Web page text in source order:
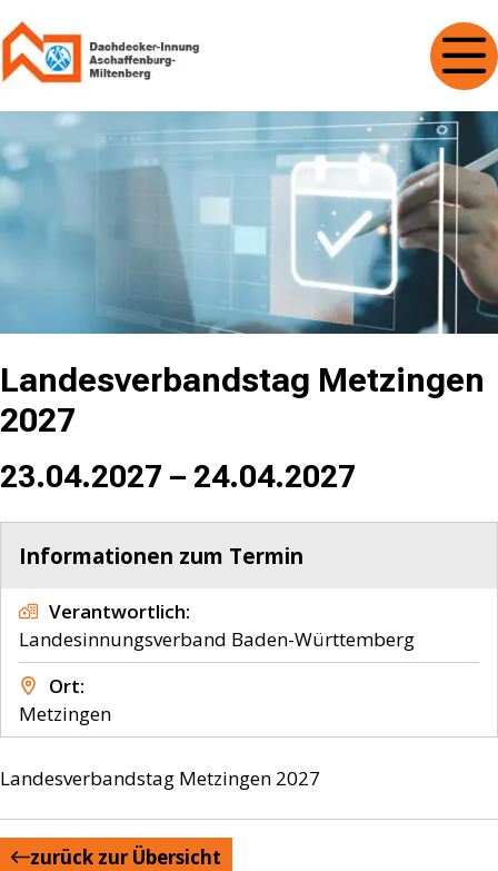
Landesverbandstag Metzingen
2027
23.04.2027 – 24.04.2027
Informationen zum Termin
Verantwortlich
Landesinnungsverband Baden-Württemberg
Ort
Metzingen
Landesverbandstag Metzingen 2027
zurück zur Übersicht